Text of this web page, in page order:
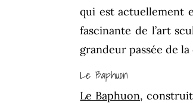
qui est actuellement
fascinante de l’art
grandeur passée de
Le Baphuon
Le Baphuon, construit